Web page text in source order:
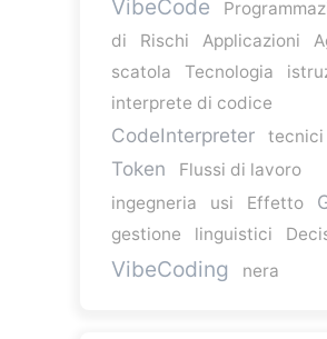
VibeCode
di
Rischi Applicazioni
scatola
Tecnologia
interprete di codice
CodeInterpreter tecnici
Token
Flussi di lavoro
ingegneria
usi Effetto
gestione linguistici
VibeCoding nera